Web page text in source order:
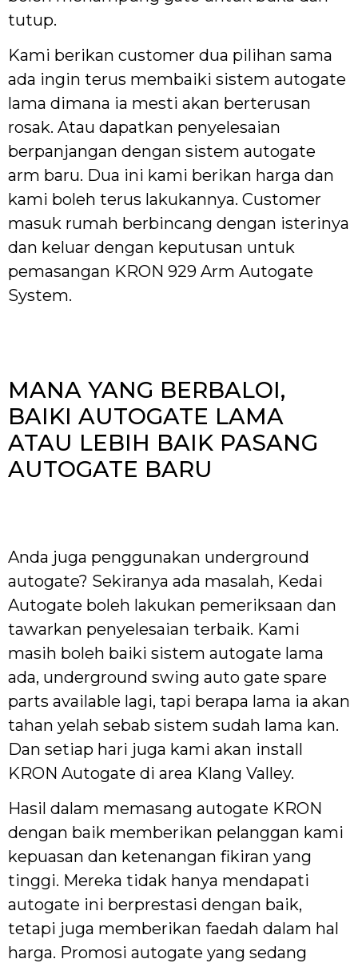
tutup.
Kami berikan customer dua pilihan sama
ada ingin terus membaiki sistem autogate
lama dimana ia mesti akan berterusan
rosak. Atau dapatkan penyelesaian
berpanjangan dengan sistem autogate
arm baru. Dua ini kami berikan harga dan
kami boleh terus lakukannya. Customer
masuk rumah berbincang dengan isterinya
dan keluar dengan keputusan untuk
pemasangan KRON 929 Arm Autogate
System.
MANA YANG BERBALOI,
BAIKI AUTOGATE LAMA
ATAU LEBIH BAIK PASANG
AUTOGATE BARU
Anda juga penggunakan underground
autogate? Sekiranya ada masalah, Kedai
Autogate boleh lakukan pemeriksaan dan
tawarkan penyelesaian terbaik. Kami
masih boleh baiki sistem autogate lama
ada, underground swing auto gate spare
parts available lagi, tapi berapa lama ia akan
tahan yelah sebab sistem sudah lama kan.
Dan setiap hari juga kami akan install
KRON Autogate di area Klang Valley.
Hasil dalam memasang autogate KRON
dengan baik memberikan pelanggan kami
kepuasan dan ketenangan fikiran yang
tinggi. Mereka tidak hanya mendapati
autogate ini berprestasi dengan baik,
tetapi juga memberikan faedah dalam hal
harga. Promosi autogate yang sedang